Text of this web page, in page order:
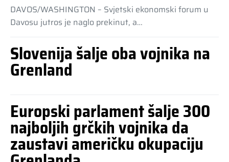
DAVOS/WASHINGTON – Svjetski ekonomski forum u
Davosu jutros je naglo prekinut, a…
Slovenija šalje oba vojnika na
Grenland
Europski parlament šalje 300
najboljih grčkih vojnika da
zaustavi američku okupaciju